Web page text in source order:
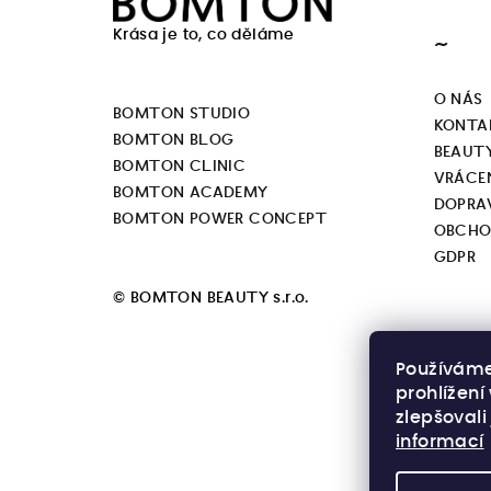
prohlížení
informací
Krása je to, co děláme
BOMTON STUDIO
BOMTON BLOG
BOMTON CLINIC
BOMTON ACADEMY
BOMTON POWER CONCEPT
© BOMTON BEAUTY s.r.o.
~
O NÁS
GDPR